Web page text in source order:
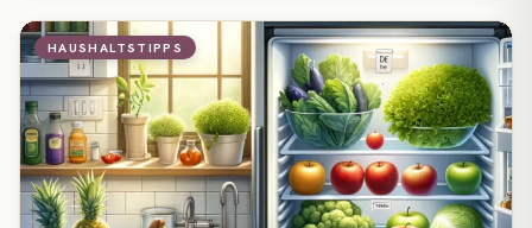
HAUSHALTSTIPPS